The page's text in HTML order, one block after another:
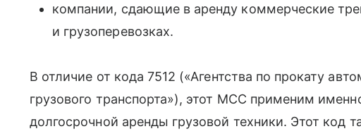
компании, сдающие в аренду коммерческие
и грузоперевозках.
В отличие от кода 7512 («Агентства по прокату
грузового транспорта»), этот MCC применим
долгосрочной аренды грузовой техники. Этот код